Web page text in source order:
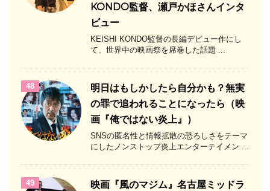
KONDO監督、瀬戸かほさんインタ
ビュー
KEISHI KONDO監督の長編デビュー作にし
て、世界中の映画祭を席巻した話題 ...
48
明日はもしかしたら自分かも？無実
の罪で追われることになったら（映
画『俺ではない炎上』）
SNSの匿名性と情報拡散の恐ろしさをテーマ
にしたノンストップ炎上エンターテイメン ...
49
映画『風のマジム』名古屋ミッドラ